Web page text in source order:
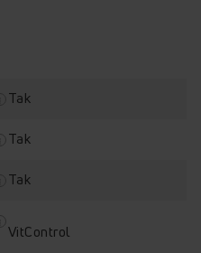
Tak
Tak
Tak
VitControl